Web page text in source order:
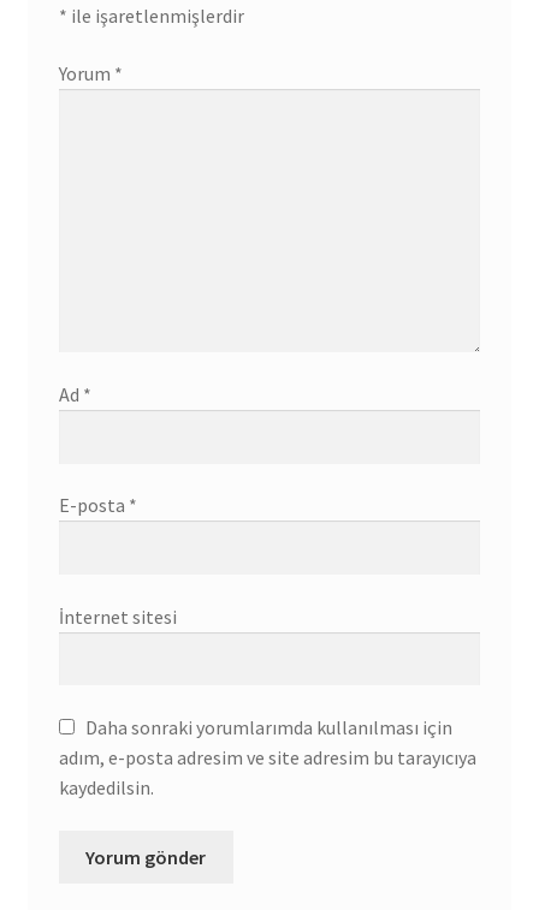
* ile işaretlenmişlerdir
Yorum *
Ad *
E-posta *
İnternet sitesi
Daha sonraki yorumlarımda kullanılması için
adım, e-posta adresim ve site adresim bu tarayıcıya
kaydedilsin.